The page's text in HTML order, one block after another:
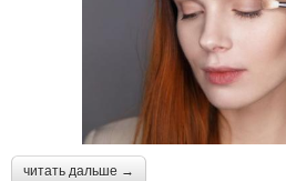
читать дальше →